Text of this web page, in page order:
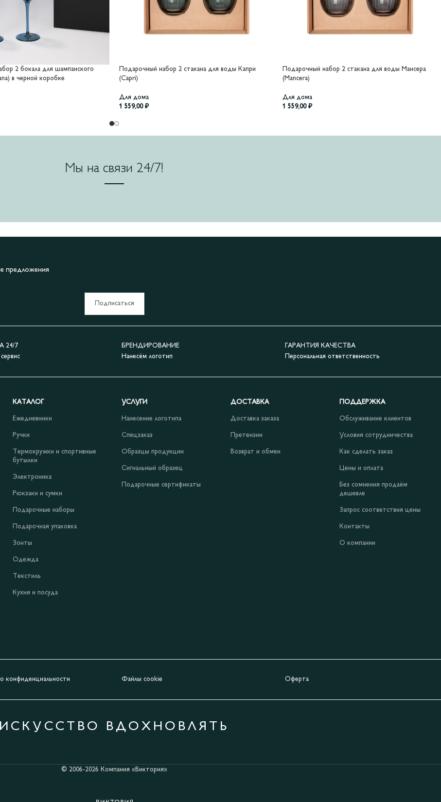
2 бокала для шампанского
в черной коробке
Подарочный набор 2 стакана для воды Капри
(Capri)
Для дома
1 559,00 ₽
Подарочный набор 2 стакана для воды Мансера
(Mancera)
Для дома
1 559,00 ₽
Мы на связи 24/7!
предложения
Подписаться
24/7
БРЕНДИРОВАНИЕ
Нанесём логотип
ГАРАНТИЯ КАЧЕСТВА
Персональная ответственность
КАТАЛОГ
Ежедневники
Ручки
Термокружки и спортивные
бутылки
Электроника
Рюкзаки и сумки
Подарочные наборы
Подарочная упаковка
Зонты
Одежда
Текстиль
Кухня и посуда
УСЛУГИ
Нанесение логотипа
Спецзаказ
Образцы продукции
Сигнальный образец
Подарочные сертификаты
ДОСТАВКА
Доставка заказа
Претензии
Возврат и обмен
ПОДДЕРЖКА
Обслуживание клиентов
Условия сотрудничества
Как сделать заказ
Цены и оплата
Без сомнения продаём
дешевле
Запрос соответствия цены
Контакты
О компании
конфиденциальности Файлы cookie Оферта
ИСКУССТВО ВДОХНОВЛЯТЬ
© 2006-2026 Компания «Виктория»